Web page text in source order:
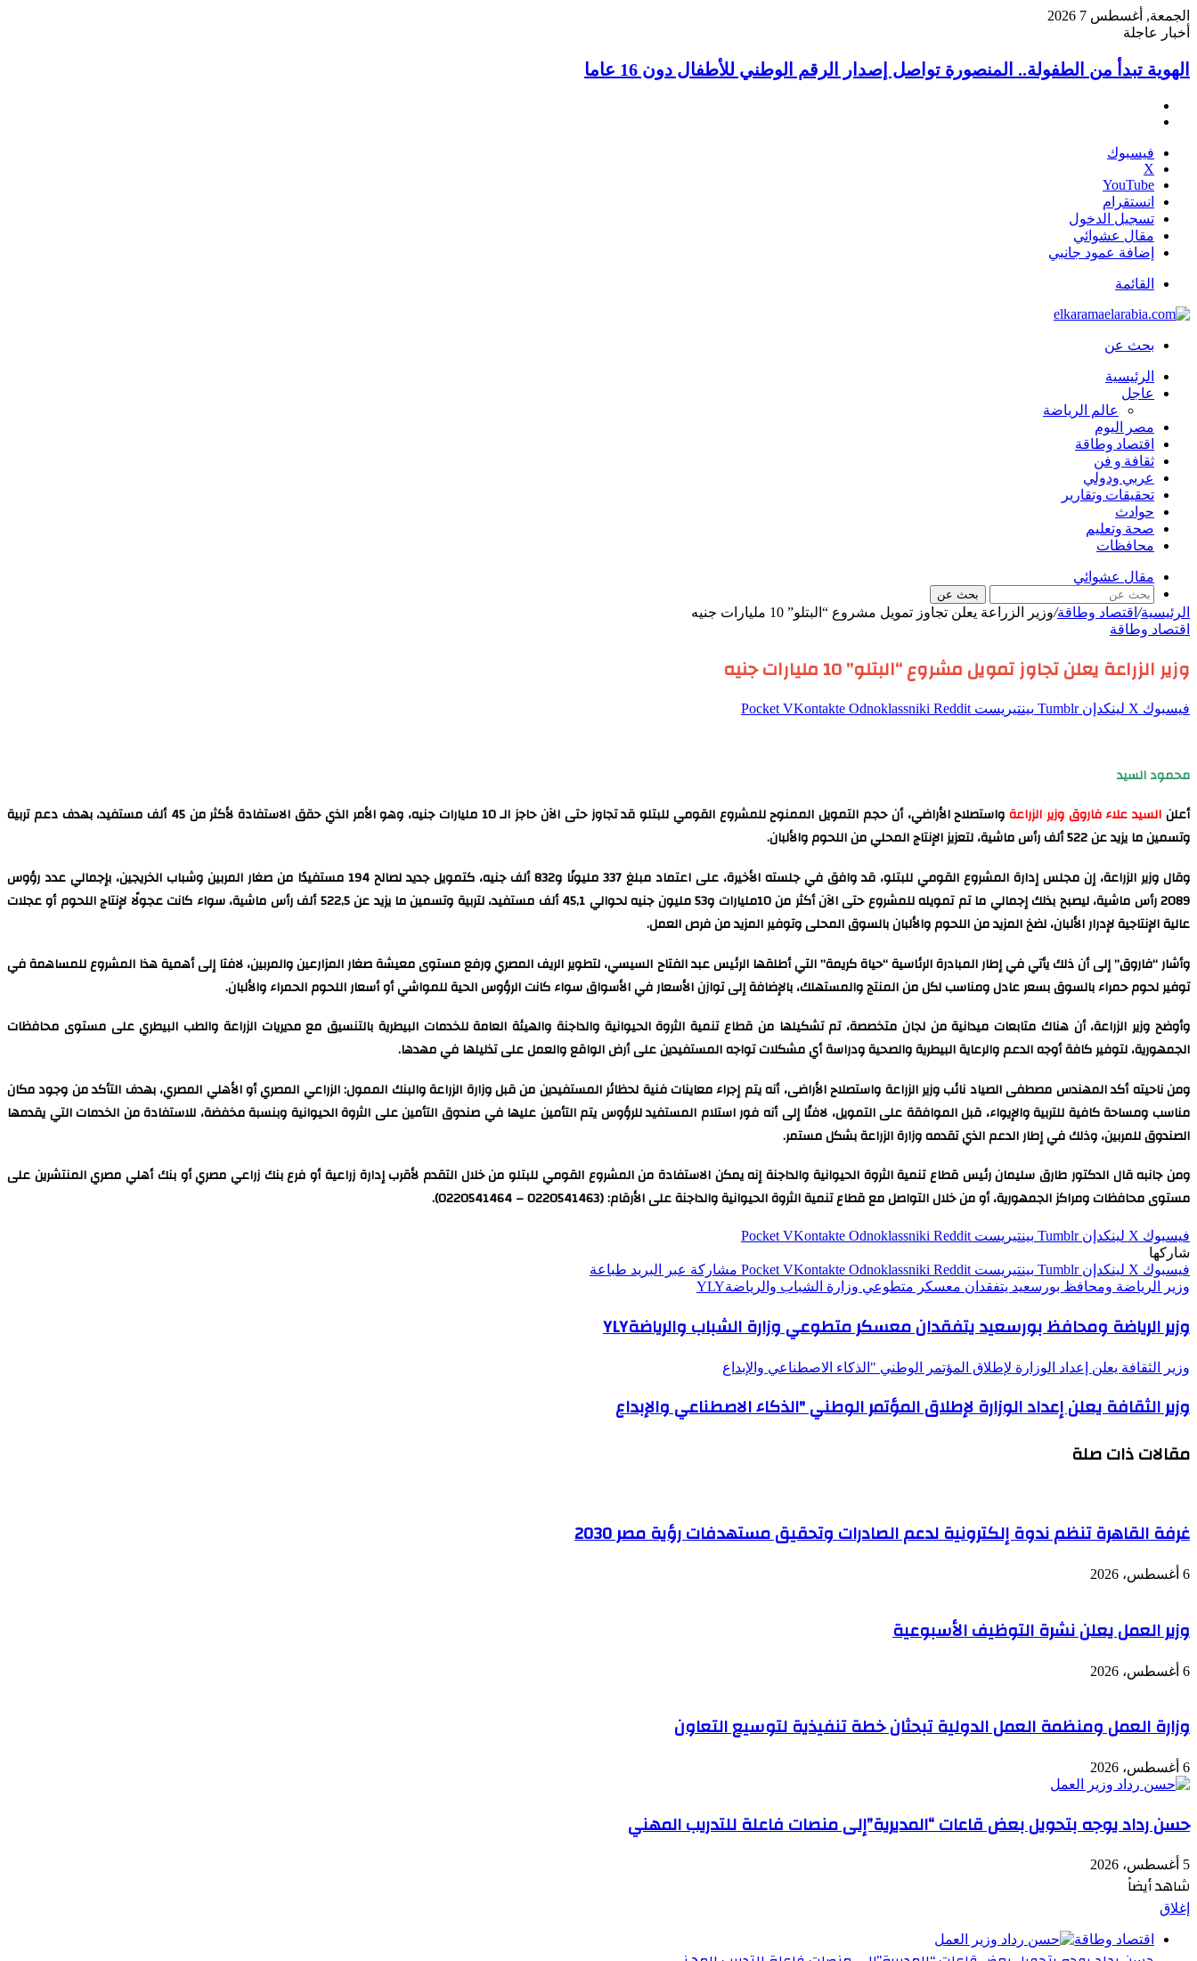
الجمعة, أغسطس 7 2026
أخبار عاجلة
الهوية تبدأ من الطفولة.. المنصورة تواصل إصدار الرقم الوطني للأطفال دون 16 عاما
فيسبوك
‫X
‫YouTube
انستقرام
تسجيل الدخول
مقال عشوائي
إضافة عمود جانبي
القائمة
بحث عن
الرئيسية
عاجل
عالم الرياضة
مصر اليوم
اقتصاد وطاقة
ثقافة و فن
عربي ودولي
تحقيقات وتقارير
حوادث
صحة وتعليم
محافظات
مقال عشوائي
بحث عن
الرئيسية/ اقتصاد وطاقة/وزير الزراعة يعلن تجاوز تمويل مشروع “البتلو” 10 مليارات جنيه
اقتصاد وطاقة
وزير الزراعة يعلن تجاوز تمويل مشروع “البتلو” 10 مليارات جنيه
فيسبوك ‫X لينكدإن بينتيريست Odnoklassniki
‫Pocket
محمود السيد
أعلنالسيد علاء فاروق وزير الزراعة
واستصلاح الأراضي، أن حجم التمويل الممنوح للمشروع القومي للبتلو قد تجاوز حتى الآن حاجز الـ 10 مليارات جنيه، وهو الأمر الذي حقق الاستفادة لأكثر من 45 ألف مستفيد، بهدف دعم تربية
وتسمين ما يزيد عن 522 ألف رأس ماشية، لتعزيز الإنتاج المحلي من اللحوم والألبان.
وقال وزير الزراعة، إن مجلس إدارة المشروع القومي للبتلو، قد وافق في جلسته الأخيرة، على اعتماد مبلغ 337 مليونًا و832 ألف جنيه، كتمويل جديد لصالح 194 مستفيدًا من صغار المربين وشباب الخريجين، بإجمالي عدد رؤوس
2089 رأس ماشية، ليصبح بذلك إجمالي ما تم تمويله للمشروع حتى الآن أكثر من 10مليارات و53 مليون جنيه لحوالي 45,1 ألف مستفيد، لتربية وتسمين ما يزيد عن 522,5 ألف رأس ماشية، سواء كانت عجولًا لإنتاج اللحوم أو عجلات
عالية الإنتاجية لإدرار الألبان، لضخ المزيد من اللحوم والألبان بالسوق المحلى وتوفير المزيد من فرص العمل.
وأشار “فاروق” إلى أن ذلك يأتي في إطار المبادرة الرئاسية “حياة كريمة” التي أطلقها الرئيس عبد الفتاح السيسي، لتطوير الريف المصري ورفع مستوى معيشة صغار المزارعين والمربين، لافتا إلى أهمية هذا المشروع للمساهمة في
توفير لحوم حمراء بالسوق بسعر عادل ومناسب لكل من المنتج والمستهلك، بالإضافة إلى توازن الأسعار في الأسواق سواء كانت الرؤوس الحية للمواشي أو أسعار اللحوم الحمراء والألبان.
وأوضح وزير الزراعة، أن هناك متابعات ميدانية من لجان متخصصة، تم تشكيلها من قطاع تنمية الثروة الحيوانية والداجنة والهيئة العامة للخدمات البيطرية بالتنسيق مع مديريات الزراعة والطب البيطري على مستوى محافظات
الجمهورية، لتوفير كافة أوجه الدعم والرعاية البيطرية والصحية ودراسة أي مشكلات تواجه المستفيدين على أرض الواقع والعمل على تذليلها في مهدها.
ومن ناحيته أكد المهندس مصطفى الصياد نائب وزير الزراعة واستصلاح الأراضى، أنه يتم إجراء معاينات فنية لحظائر المستفيدين من قبل وزارة الزراعة والبنك الممول: الزراعي المصري أو الأهلي المصري، بهدف التأكد من وجود مكان
مناسب ومساحة كافية للتربية والإيواء، قبل الموافقة على التمويل، لافتًا إلى أنه فور استلام المستفيد للرؤوس يتم التأمين عليها في صندوق التأمين على الثروة الحيوانية وبنسبة مخفضة، للاستفادة من الخدمات التي يقدمها
الصندوق للمربين، وذلك في إطار الدعم الذي تقدمه وزارة الزراعة بشكل مستمر.
ومن جانبه قال الدكتور طارق سليمان رئيس قطاع تنمية الثروة الحيوانية والداجنة إنه يمكن الاستفادة من المشروع القومي للبتلو من خلال التقدم لأقرب إدارة زراعية أو فرع بنك زراعي مصري أو بنك أهلي مصري المنتشرين على
مستوى محافظات ومراكز الجمهورية، أو من خلال التواصل مع قطاع تنمية الثروة الحيوانية والداجنة على الأرقام: (0220541463 – 0220541464).
فيسبوك ‫X لينكدإن بينتيريست Odnoklassniki
‫Pocket
شاركها
فيسبوك ‫X لينكدإن بينتيريست Odnoklassniki
‫Pocket مشاركة عبر البريد طباعة
وزير الرياضة ومحافظ بورسعيد يتفقدان معسكر متطوعي وزارة الشباب والرياضةYLY
وزير الرياضة ومحافظ بورسعيد يتفقدان معسكر متطوعي وزارة الشباب والرياضةYLY
وزير الثقافة يعلن إعداد الوزارة لإطلاق المؤتمر الوطني "الذكاء الاصطناعي والإبداع
وزير الثقافة يعلن إعداد الوزارة لإطلاق المؤتمر الوطني "الذكاء الاصطناعي والإبداع
مقالات ذات صلة
غرفة القاهرة تنظم ندوة إلكترونية لدعم الصادرات وتحقيق مستهدفات رؤية مصر 2030
6 أغسطس، 2026
وزير العمل يعلن نشرة التوظيف الأسبوعية
6 أغسطس، 2026
وزارة العمل ومنظمة العمل الدولية تبحثان خطة تنفيذية لتوسيع التعاون
6 أغسطس، 2026
حسن رداد يوجه بتحويل بعض قاعات “المديرية”إلى منصات فاعلة للتدريب المهني
5 أغسطس، 2026
شاهد أيضاً
إغلاق
اقتصاد وطاقة